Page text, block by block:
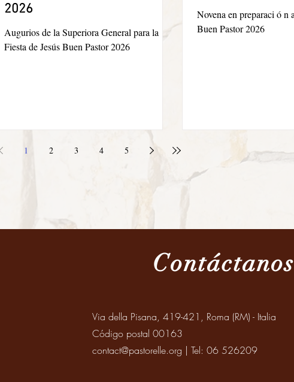
2026
Augurios de la Superiora General para la
Fiesta de Jesús Buen Pastor 2026
Novena en preparaci ó n a la Fiesta de Jesús
Buen Pastor 2026
1 2 3 4 5
Contáctanos
Via della Pisana, 419-421, Roma (RM) - Italia
Código postal 00163
contact@pastorelle.org | Tel: 06 526209